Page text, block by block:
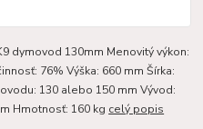
dymovod 130mm Menovitý výkon:
76% Výška: 660 mm Šírka:
130 alebo 150 mm Vývod:
Hmotnosť: 160 kg celý popis